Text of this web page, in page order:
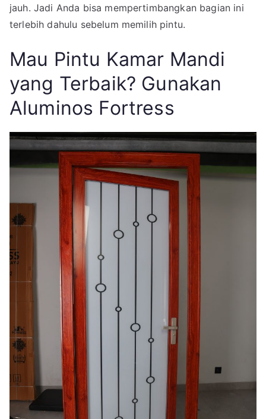
jauh. Jadi Anda bisa mempertimbangkan bagian ini
terlebih dahulu sebelum memilih pintu.
Mau Pintu Kamar Mandi
yang Terbaik? Gunakan
Aluminos Fortress